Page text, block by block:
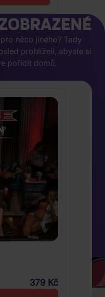
něco jiného? Tady
prohlíželi, abyste si
pořídit domů.
379 Kč